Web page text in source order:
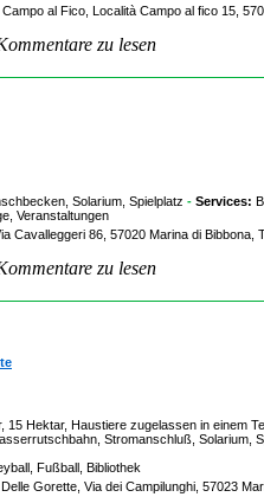
al Fico , Località Campo al fico 15,
zu lesen
Solarium, Spielplatz - Services:
Veranstaltungen
Cavalleggeri 86, 57020 Marina di Bibbona,
zu lesen
15 Hektar, Haustiere zugelassen in einem
Stromanschluß, Solarium,
Fußball, Bibliothek
Gorette , Via dei Campilunghi, 57023